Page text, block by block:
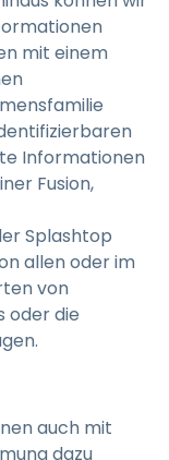
mit einem
Informationen
Fusion,
Splashtop
allen oder im
von
oder die
auch mit
dazu